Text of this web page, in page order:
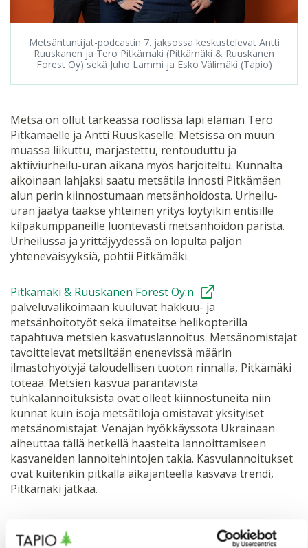
Metsäntuntijat-podcastin 7. jaksossa keskustelevat Antti
Ruuskanen ja Tero Pitkämäki (Pitkämäki & Ruuskanen
Forest Oy) sekä Juho Lammi ja Esko Välimäki (Tapio)
Metsä on ollut tärkeässä roolissa läpi elämän Tero
Pitkämäelle ja Antti Ruuskaselle. Metsissä on muun
muassa liikuttu, marjastettu, rentouduttu ja
aktiiviurheilu-uran aikana myös harjoiteltu. Kunnalta
aikoinaan lahjaksi saatu metsätila innosti Pitkämäen
alun perin kiinnostumaan metsänhoidosta. Urheilu-
uran jäätyä taakse yhteinen yritys löytyikin entisille
kilpakumppaneille luontevasti metsänhoidon parista.
Urheilussa ja yrittäjyydessä on lopulta paljon
yhteneväisyyksiä, pohtii Pitkämäki.
Pitkämäki & Ruuskanen Forest Oy:n
palveluvalikoimaan kuuluvat hakkuu- ja
metsänhoitotyöt sekä ilmateitse helikopterilla
tapahtuva metsien kasvatuslannoitus. Metsänomistajat
tavoittelevat metsiltään enenevissä määrin
ilmastohyötyjä taloudellisen tuoton rinnalla, Pitkämäki
toteaa. Metsien kasvua parantavista
tuhkalannoituksista ovat olleet kiinnostuneita niin
kunnat kuin isoja metsätiloja omistavat yksityiset
metsänomistajat. Venäjän hyökkäyssota Ukrainaan
aiheuttaa tällä hetkellä haasteita lannoittamiseen
kasvaneiden lannoitehintojen takia. Kasvulannoitukset
ovat kuitenkin pitkällä aikajänteellä kasvava trendi,
Pitkämäki jatkaa.
metsänhoitotöiden suunnitteluun Tapion ja AFRYn